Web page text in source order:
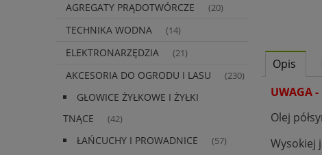
AGREGATY PRĄDOTWÓRCZE (20)
TECHNIKA WODNA (14)
ELEKTRONARZĘDZIA (21)
AKCESORIA DO OGRODU I LASU (230)
GŁOWICE ŻYŁKOWE I ŻYŁKI
TNĄCE
(42)
ŁAŃCUCHY I PROWADNICE (57)
Opis
UWAGA
Olej
Wysokiej